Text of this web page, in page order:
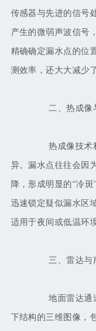
传感器与先进的信号
产生的微弱声波信号
精确确定漏水点的位
测效率，还大大减少
二、热成像
热成像技术利
异。漏水点往往会因
降，形成明显的“冷
迅速锁定疑似漏水区
适用于夜间或低温环
三、雷达与
地面雷达通过
下结构的三维图像，